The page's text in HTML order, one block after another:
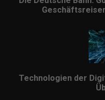
Technologien der